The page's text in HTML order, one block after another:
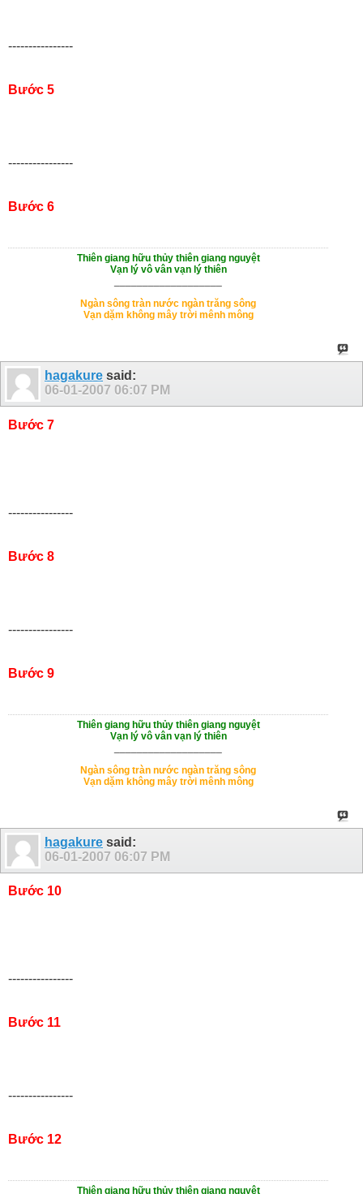
----------------
Bước 5
----------------
Bước 6
Thiên giang hữu thủy thiên giang nguyệt
Vạn lý vô vân vạn lý thiên
Ngàn sông tràn nước ngàn trăng sông
Vạn dặm không mây trời mênh mông
hagakure said:
06-01-2007 06:07 PM
Bước 7
----------------
Bước 8
----------------
Bước 9
Thiên giang hữu thủy thiên giang nguyệt
Vạn lý vô vân vạn lý thiên
Ngàn sông tràn nước ngàn trăng sông
Vạn dặm không mây trời mênh mông
hagakure said:
06-01-2007 06:07 PM
Bước 10
----------------
Bước 11
----------------
Bước 12
Thiên giang hữu thủy thiên giang nguyệt